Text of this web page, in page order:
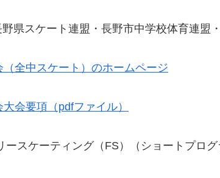
県スケート連盟・長野市中学校体育連盟
全中スケート）のホームページ
会要項（pdfファイル）
ースケーティング（FS）（ショートプロ